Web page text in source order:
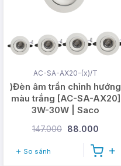
AC-SA-AX20-(x)/T
)Đèn âm trần chỉnh hướng
màu trắng [AC-SA-AX20]
3W-30W | Saco
147.000 88.000
So sánh